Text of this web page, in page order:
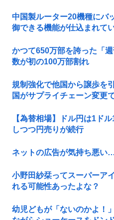
中国製ルーター20機種に
御できる機能が仕込まれて
かつて650万部を誇った「
数が初の100万部割れ
規制強化で他国から譲歩を
国がサプライチェーン変
【為替相場】ドル円は1ド
しつつ円売りが続行
ネットの広告が気持ち悪
小野田紗栞ってスーパーア
れる可能性あったよな？
幼児どもが「ないのかよ！